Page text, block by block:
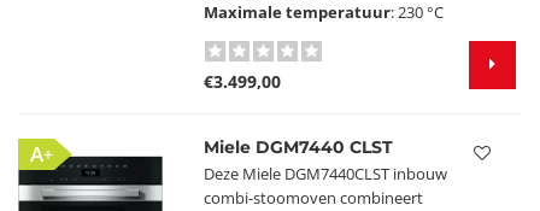
Maximale temperatuur: 230 °C
€3.499,00
A+ Miele DGM7440 CLST
Deze Miele DGM7440CLST inbouw
combi-stoomoven combineert